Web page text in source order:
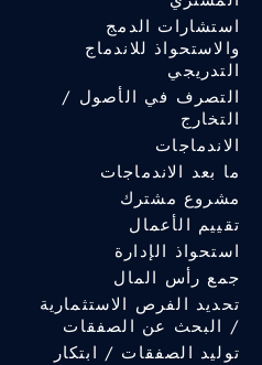
استشارات الدمج
والاستحواذ للاندماج
التدريجي
التصرف في الأصول /
التخارج
الاندماجات
ما بعد الاندماجات
مشروع مشترك
تقييم الأعمال
استحواذ الإدارة
جمع رأس المال
تحديد الفرص الاستثمارية
/ البحث عن الصفقات
توليد الصفقات / ابتكار